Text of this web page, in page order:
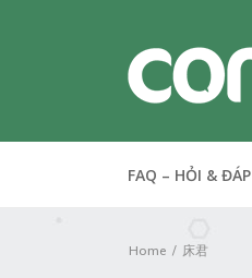
FAQ – HỎI & ĐÁP
Home 床君